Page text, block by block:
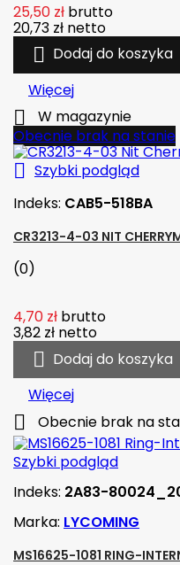
25,50 zł brutto
20,73 zł netto
 Dodaj do koszyka
Więcej

W magazynie
Obecnie brak na stanie
 Szybki podgląd
Indeks: CAB5-518BA
CR3213-4-03 NIT
(0)
4,70 zł brutto
3,82 zł netto
 Dodaj do koszyka
Więcej
 Obecnie brak na
Szybki podgląd
Indeks: 2A83-
Marka: LYCOMING
MS16625-1081 RING-